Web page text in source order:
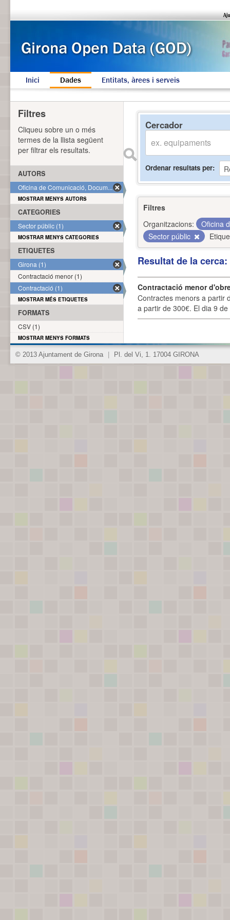
Inici Dades Entitats, àrees i serveis
Cercador
Ordenar resultats per
Filtres
Organitzacions:
Oficina
Sector públic
Resultat de la
Contractació menor
Contractes menors a partir
a partir de 300€. El dia 9
Filtres
Cliqueu sobre un o més
termes de la llista següent
per filtrar els resultats.
AUTORS
Oficina de Comunicació, Docum... (1)
MOSTRAR MENYS AUTORS
CATEGORIES
Sector públic (1)
MOSTRAR MENYS CATEGORIES
ETIQUETES
Girona (1)
Contractació menor (1)
Contractació (1)
MOSTRAR MÉS ETIQUETES
FORMATS
CSV (1)
MOSTRAR MENYS FORMATS
© 2013 Ajuntament de Girona Pl. del Vi, 1. 17004 GIRONA